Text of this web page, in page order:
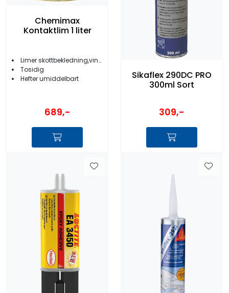
Chemimax
Kontaktlim 1 liter
Limer skottbekledning,vinyl, skumgummi m.m.
Tosidig
Hefter umiddelbart
689,-
Sikaflex 290DC PRO
300ml Sort
309,-